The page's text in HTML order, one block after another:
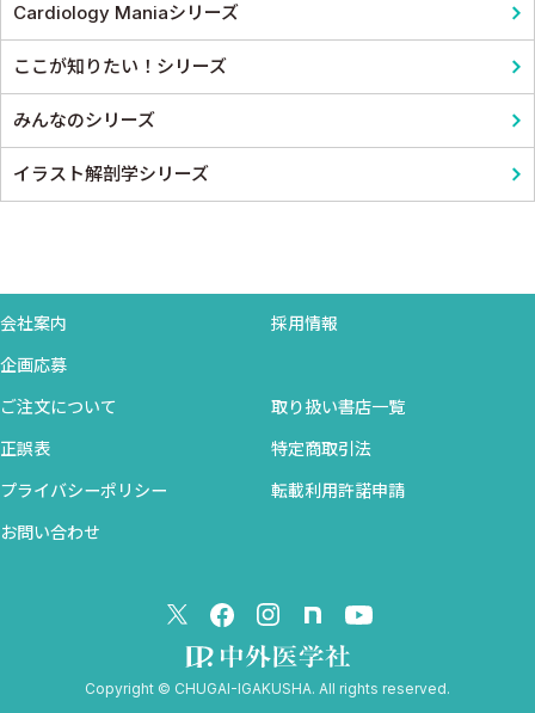
Cardiology Maniaシリーズ
ここが知りたい！シリーズ
みんなのシリーズ
イラスト解剖学シリーズ
会社案内 採用情報
企画応募
ご注文について 取り扱い書店一覧
正誤表 特定商取引法
プライバシーポリシー 転載利用許諾申請
お問い合わせ
Copyright © CHUGAI-IGAKUSHA. All rights reserved.